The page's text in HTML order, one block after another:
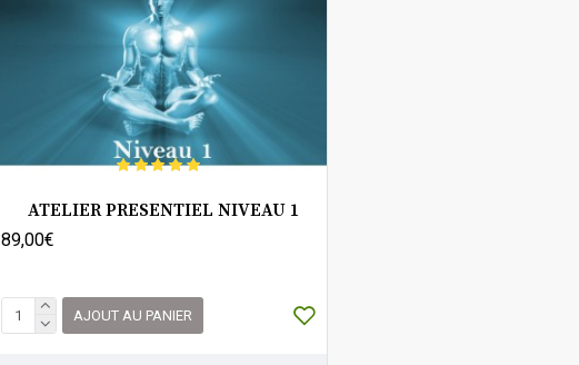
ATELIER PRESENTIEL NIVEAU 1
89,00€
AJOUT AU PANIER